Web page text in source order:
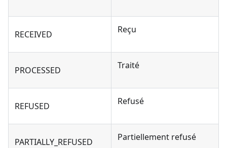
RECEIVED Reçu
PROCESSED Traité
REFUSED Refusé
PARTIALLY_REFUSED Partiellement refusé